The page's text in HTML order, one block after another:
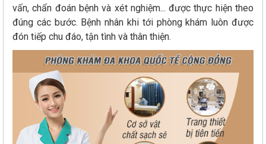
vấn, chẩn đoán bệnh và xét nghiệm... được thực hiện theo
đúng các bước. Bệnh nhân khi tới phòng khám luôn được
đón tiếp chu đáo, tận tình và thân thiện.